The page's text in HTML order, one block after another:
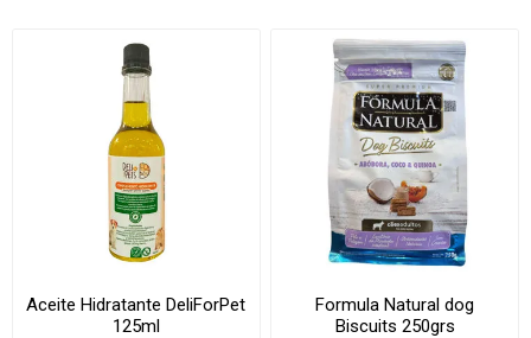
Aceite Hidratante DeliForPet
125ml
Formula Natural dog
Biscuits 250grs